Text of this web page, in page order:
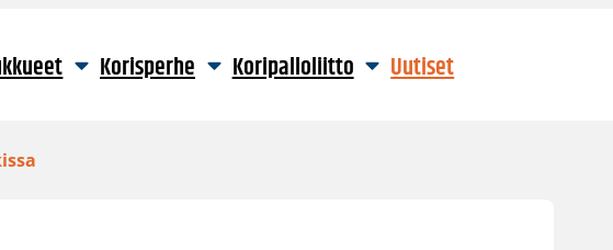
Korisperhe Koripalloliitto Uutiset